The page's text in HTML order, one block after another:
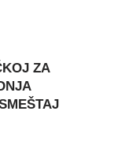
ZA